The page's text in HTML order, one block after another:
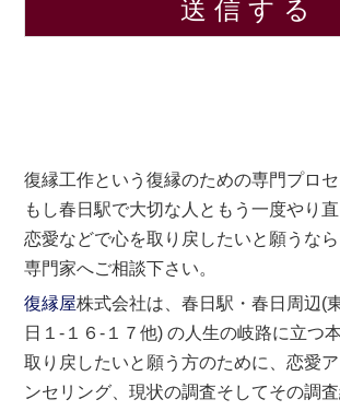
復縁工作という復縁のための専門プロセ
もし春日駅で大切な人ともう一度やり
恋愛などで心を取り戻したいと願うな
専門家へご相談下さい。
復縁屋株式会社は、春日駅・春日周辺(
日１-１６-１７他) の人生の岐路に立つ
取り戻したいと願う方のために、恋愛
ンセリング、現状の調査そしてその調